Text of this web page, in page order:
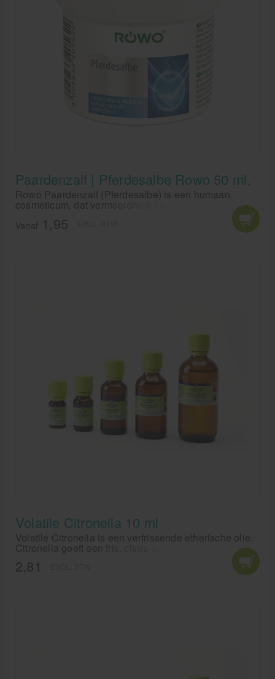
Paardenzalf | Pferdesalbe Rowo 50 ml.
Rowo Paardenzalf (Pferdesalbe) is een humaan
cosmeticum, dat vermoeidheid na lichamelijke
inspanning tegengaat. Rowo paardenzalf, gewoon
toegepast op de getroffen gebieden, biedt
Vanaf 1,95
Volatile Citronella 10 ml
Volatile Citronella is een verfrissende etherische olie.
Citronella geeft een fris, citrus-achtige geur en is
vooral bekend om zijn insectwerende eigenschappen,
met name muggen blijven op afstand. Voeg Volatile
Citronella toe aan een aromasteen of een diffuser en
2,81